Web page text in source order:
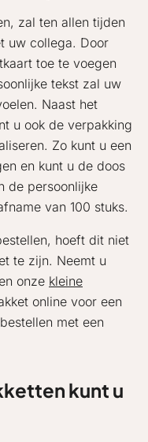
zal ten allen tijden
uw collega. Door
toe te voegen
tekst zal uw
Naast het
u ook de verpakking
Zo kunt u een
en kunt u de doos
de persoonlijke
van 100 stuks.
hoeft dit niet
te zijn. Neemt u
onze kleine
online voor een
met een
kunt u